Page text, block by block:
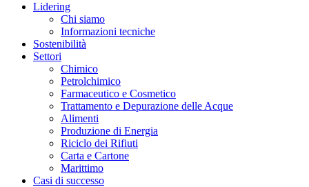
Lidering
Chi siamo
Informazioni tecniche
Sostenibilità
Settori
Chimico
Petrolchimico
Farmaceutico e Cosmetico
Trattamento e Depurazione delle Acque
Alimenti
Produzione di Energia
Riciclo dei Rifiuti
Carta e Cartone
Marittimo
Casi di successo